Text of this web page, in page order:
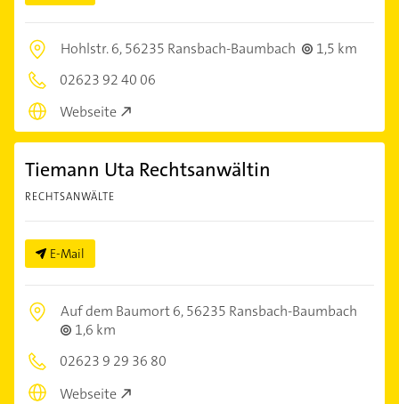
Hohlstr. 6,56235 Ransbach-Baumbach
1,5 km
02623 92 40 06
Webseite
Tiemann Uta Rechtsanwältin
RECHTSANWÄLTE
E-Mail
Auf dem Baumort 6,56235 Ransbach-Baumbach
1,6 km
02623 9 29 36 80
Webseite